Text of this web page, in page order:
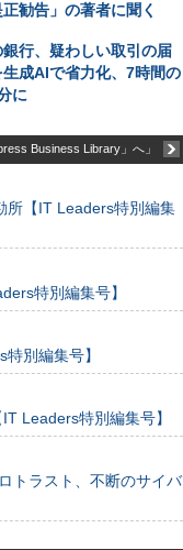
勧告」の著者に聞く
行、疑わしい取引の届
生成AIで省力化、7時間の
に
Business Library」へ」
所【IT Leaders特別編集
特別編集号】
別編集号】
Leaders特別編集号】
トラスト、不断のサイバ